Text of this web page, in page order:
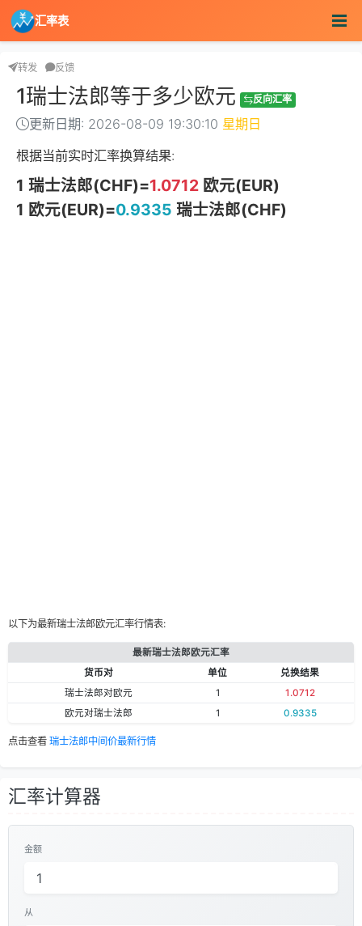
汇率表
转发 反馈
1瑞士法郎等于多少欧元 反向汇率
更新日期: 2026-08-09 19:30:10 星期日
根据当前实时汇率换算结果:
1 瑞士法郎(CHF)=1.0712欧元(EUR)
1 欧元(EUR)=0.9335 瑞士法郎(CHF)
以下为最新瑞士法郎欧元汇率行情表:
最新瑞士法郎欧元汇率
货币对
单位
兑换结果
瑞士法郎对欧元
1
1.0712
欧元对瑞士法郎
1 0.9335
点击查看 瑞士法郎中间价最新行情
汇率计算器
金额
从